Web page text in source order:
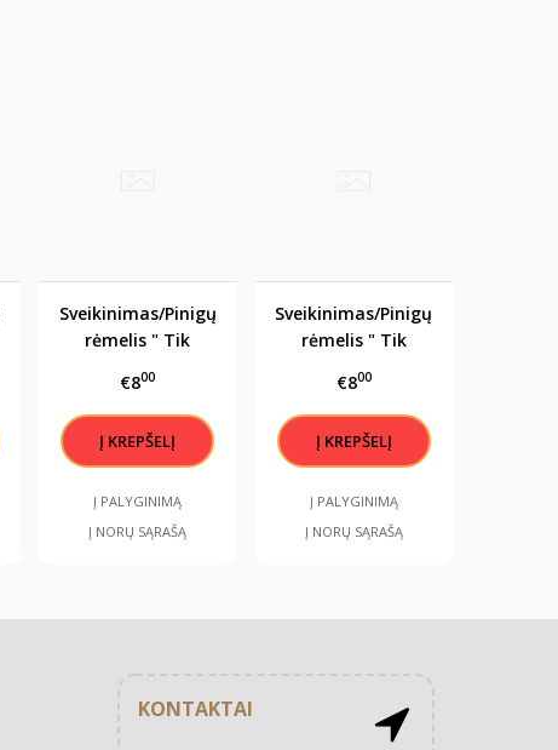
Sveikinimas/Pinigų
rėmelis " Tik
lapkritį"
€800
Į PALYGINIMĄ
Į NORŲ SĄRAŠĄ
Sveikinimas/Pinigų
rėmelis " Tik
gruodį"
€800
Į PALYGINIMĄ
Į NORŲ SĄRAŠĄ
KONTAKTAI